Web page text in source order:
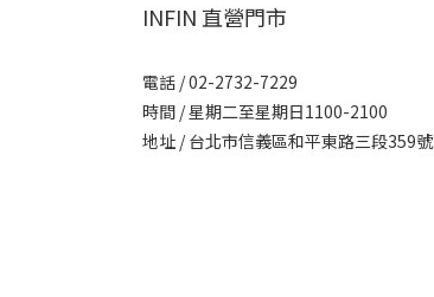
INFIN 直營門市
電話 / 02-2732-7229
時間 / 星期二至星期日1100-2100
地址 / 台北市信義區和平東路三段359號